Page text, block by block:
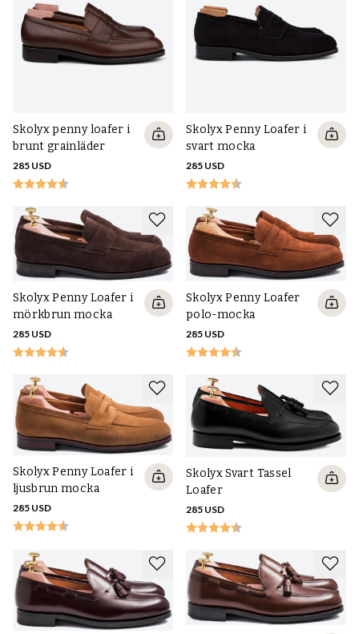
Skolyx penny loafer i
brunt grainläder
285 USD
Skolyx Penny Loafer i
svart mocka
285 USD
Skolyx Penny Loafer i
mörkbrun mocka
285 USD
Skolyx Penny Loafer
polo-mocka
285 USD
Skolyx Penny Loafer i
ljusbrun mocka
285 USD
Skolyx Svart Tassel
Loafer
285 USD